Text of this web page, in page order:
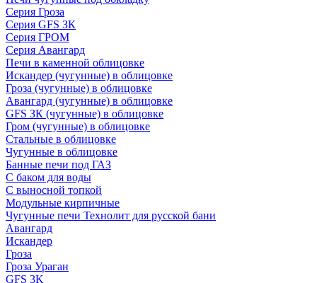
Серия Гроза
Серия GFS ЗК
Серия ГРОМ
Серия Авангард
Печи в каменной облицовке
Искандер (чугунные) в облицовке
Гроза (чугунные) в облицовке
Авангард (чугунные) в облицовке
GFS ЗК (чугунные) в облицовке
Гром (чугунные) в облицовке
Стальные в облицовке
Чугунные в облицовке
Банные печи под ГАЗ
С баком для воды
С выносной топкой
Модульные кирпичные
Чугунные печи Технолит для русской бани
Авангард
Искандер
Гроза
Гроза Ураган
GFS 3K